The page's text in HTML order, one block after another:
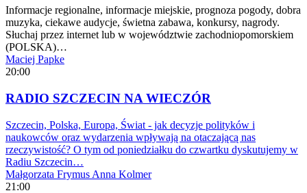
Informacje regionalne, informacje miejskie, prognoza pogody, dobra
muzyka, ciekawe audycje, świetna zabawa, konkursy, nagrody.
Słuchaj przez internet lub w województwie zachodniopomorskiem
(POLSKA)…
Maciej Papke
20:00
RADIO SZCZECIN NA WIECZÓR
Szczecin, Polska, Europa, Świat - jak decyzje polityków i
naukowców oraz wydarzenia wpływają na otaczającą nas
rzeczywistość? O tym od poniedziałku do czwartku dyskutujemy w
Radiu Szczecin…
Małgorzata Frymus Anna Kolmer
21:00